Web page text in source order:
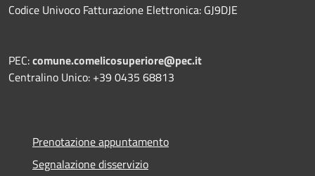
Codice Univoco Fatturazione Elettronica: GJ9DJE
PEC:comune.comelicosuperiore@pec.it
Centralino Unico: +39 0435 68813
Prenotazione appuntamento
Segnalazione disservizio